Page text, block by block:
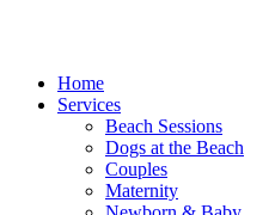
Home
Services
Beach Sessions
Dogs at the Beach
Couples
Maternity